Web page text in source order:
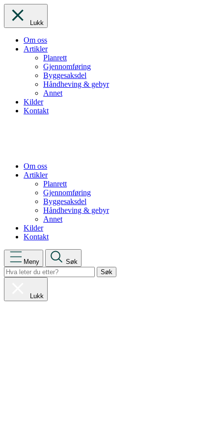
Lukk
Om oss
Artikler
Planrett
Gjennomføring
Byggesaksdel
Håndheving & gebyr
Annet
Kilder
Kontakt
Om oss
Artikler
Planrett
Gjennomføring
Byggesaksdel
Håndheving & gebyr
Annet
Kilder
Kontakt
Meny Søk
Lukk